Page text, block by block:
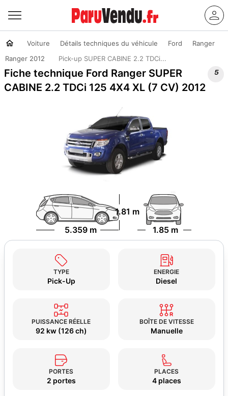
Voiture Détails techniques du véhicule Ford
Ranger
Ranger 2012
Pick-up SUPER CABINE 2.2 TDCi...
Fiche technique Ford Ranger SUPER
CABINE 2.2 TDCi 125 4X4 XL (7 CV) 2012

5.359 m 1.85 m
1.81 m
TYPE
Pick-Up
ENERGIE
Diesel
PUISSANCE RÉELLE
92 kw (126 ch)
BOÎTE DE VITESSE
Manuelle
PORTES
2 portes
PLACES
4 places